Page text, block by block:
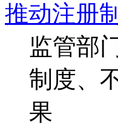
推动注册
监管部
制度、
果